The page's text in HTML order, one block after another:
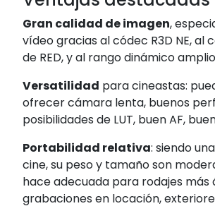
Gran calidad de imagen,
vídeo gracias al códec R3D NE, al
de RED, y al rango dinámico
Versatilidad para cineastas:
ofrecer cámara lenta, buenos
posibilidades de LUT, buen AF,
Portabilidad relativa: siendo
cine, su peso y tamaño son
hace adecuada para rodajes más
grabaciones en locación,